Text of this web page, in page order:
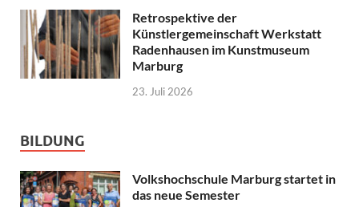
Retrospektive der
Künstlergemeinschaft Werkstatt
Radenhausen im Kunstmuseum
Marburg
23. Juli 2026
BILDUNG
Volkshochschule Marburg startet in
das neue Semester